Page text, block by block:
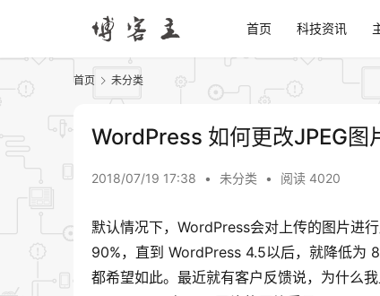
首页 科技资讯
首页 未分类
WordPress 如何更改JPEG图
2018/07/19 17:38 • 未分类 • 阅读 4020
默认情况下，WordPress会对上传的图片进
90%，直到 WordPress 4.5以后，就降低为
都希望如此。最近就有客户反馈说，为什么